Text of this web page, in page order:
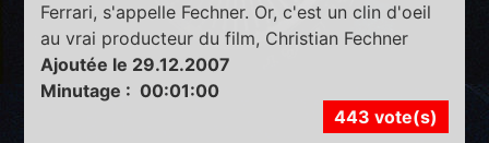
Ferrari, s'appelle Fechner. Or, c'est un clin d'oeil
au vrai producteur du film, Christian Fechner
Ajoutée le 29.12.2007
Minutage : 00:01:00
443 vote(s)